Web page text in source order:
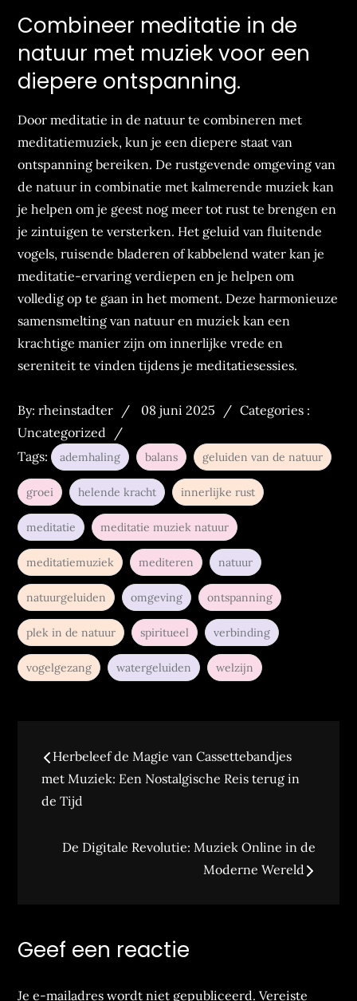
Combineer meditatie in de
natuur met muziek voor een
diepere ontspanning.
Door meditatie in de natuur te combineren met
meditatiemuziek, kun je een diepere staat van
ontspanning bereiken. De rustgevende omgeving van
de natuur in combinatie met kalmerende muziek kan
je helpen om je geest nog meer tot rust te brengen en
je zintuigen te versterken. Het geluid van fluitende
vogels, ruisende bladeren of kabbelend water kan je
meditatie-ervaring verdiepen en je helpen om
volledig op te gaan in het moment. Deze harmonieuze
samensmelting van natuur en muziek kan een
krachtige manier zijn om innerlijke vrede en
sereniteit te vinden tijdens je meditatiesessies.
By:rheinstadter
Posted
08 juni 2025
Categories
Categories :
Uncategorized
Tags:
ademhaling balans geluiden van de natuur
groei helende kracht innerlijke rust
meditatie meditatie muziek natuur
meditatiemuziek mediteren natuur
natuurgeluiden omgeving ontspanning
plek in de natuur spiritueel verbinding
vogelgezang watergeluiden welzijn
Bericht
navigatie
Herbeleef de Magie van Cassettebandjes
met Muziek: Een Nostalgische Reis terug in
de Tijd
De Digitale Revolutie: Muziek Online in de
Moderne Wereld
Geef een reactie
Je e-mailadres wordt niet gepubliceerd. Vereiste